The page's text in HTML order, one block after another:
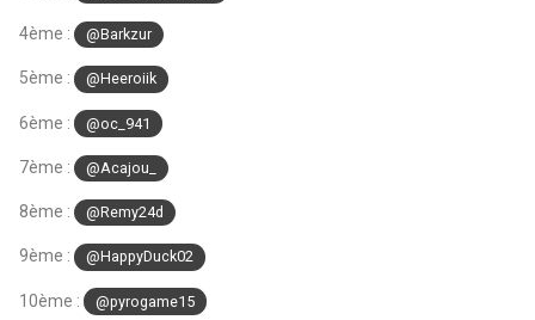
4ème : @Barkzur
5ème : @Heeroiik
6ème : @oc_941
7ème : @Acajou_
8ème : @Remy24d
9ème : @HappyDuck02
10ème : @pyrogame15